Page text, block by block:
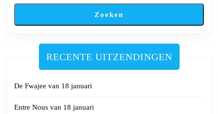
17
november)
Zoeken
RECENTE UITZENDINGEN
De Fwajee van 18 januari
Entre Nous van 18 januari